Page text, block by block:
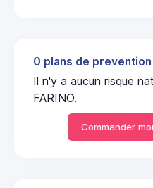
0 plans de
Il n'y a aucun risque
FARINO.
Commander